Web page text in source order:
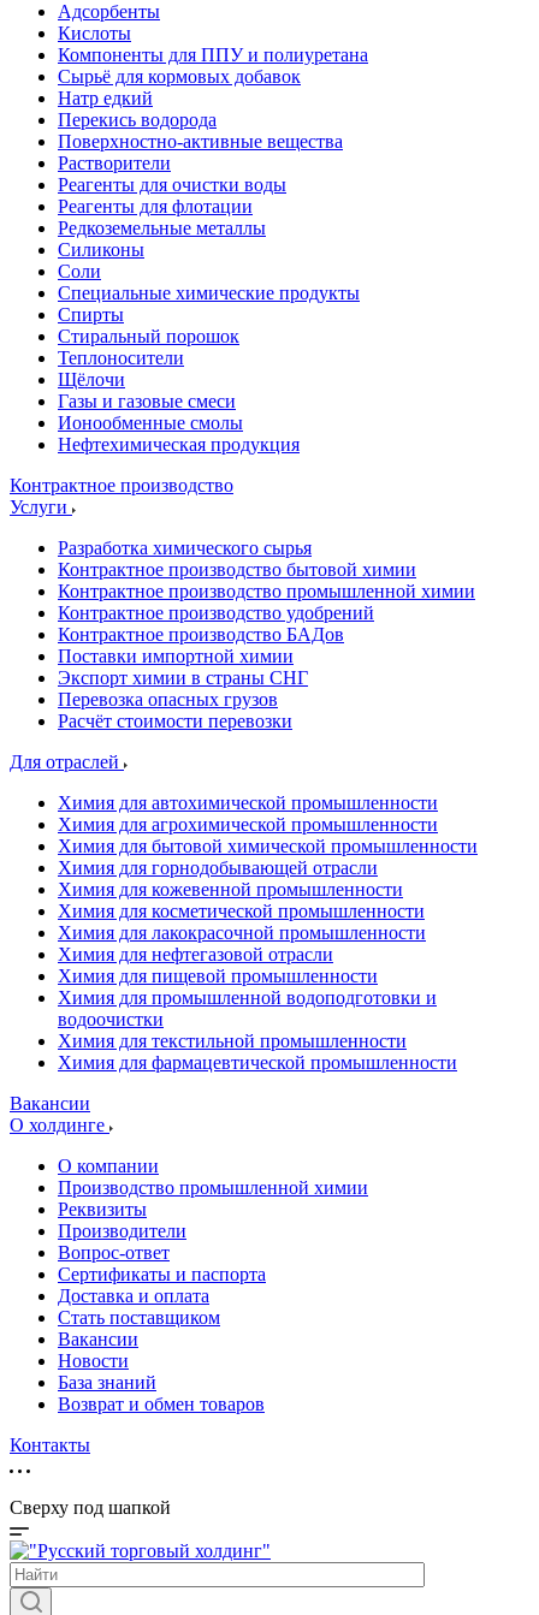
Адсорбенты
Кислоты
Компоненты для ППУ и полиуретана
Сырьё для кормовых добавок
Натр едкий
Перекись водорода
Поверхностно-активные вещества
Растворители
Реагенты для очистки воды
Реагенты для флотации
Редкоземельные металлы
Силиконы
Соли
Специальные химические продукты
Спирты
Стиральный порошок
Теплоносители
Щёлочи
Газы и газовые смеси
Ионообменные смолы
Нефтехимическая продукция
Контрактное производство
Услуги
Разработка химического сырья
Контрактное производство бытовой химии
Контрактное производство промышленной химии
Контрактное производство удобрений
Контрактное производство БАДов
Поставки импортной химии
Экспорт химии в страны СНГ
Перевозка опасных грузов
Расчёт стоимости перевозки
Для отраслей
Химия для автохимической промышленности
Химия для агрохимической промышленности
Химия для бытовой химической промышленности
Химия для горнодобывающей отрасли
Химия для кожевенной промышленности
Химия для косметической промышленности
Химия для лакокрасочной промышленности
Химия для нефтегазовой отрасли
Химия для пищевой промышленности
Химия для промышленной водоподготовки и
водоочистки
Химия для текстильной промышленности
Химия для фармацевтической промышленности
Вакансии
О холдинге
О компании
Производство промышленной химии
Реквизиты
Производители
Вопрос-ответ
Сертификаты и паспорта
Доставка и оплата
Стать поставщиком
Вакансии
Новости
База знаний
Возврат и обмен товаров
Контакты
Сверху под шапкой